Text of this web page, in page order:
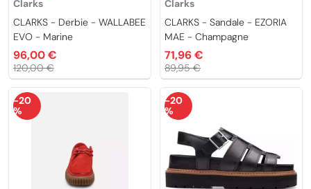
Clarks
CLARKS - Derbie - WALLABEE
EVO - Marine
96,00 €
120,00 €
Clarks
CLARKS - Sandale - EZORIA
MAE - Champagne
71,96 €
89,95 €
-20
%
-20
%